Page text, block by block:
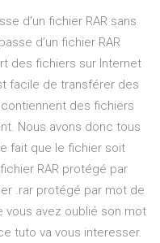
d'un fichier RAR sans
d’un fichier RAR
des fichiers sur Internet
facile de transférer des
des fichiers
Nous avons donc tous
fait que le fichier soit
RAR protégé par
.rar protégé par mot de
vous avez oublié son mot
tuto va vous interesser.